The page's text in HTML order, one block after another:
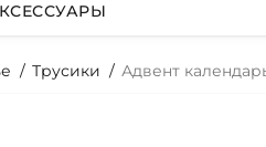
Трусики Адвент